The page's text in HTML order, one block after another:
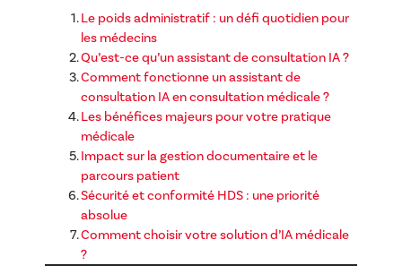
Le poids administratif : un défi quotidien pour
les médecins
Qu’est-ce qu’un assistant de consultation IA ?
Comment fonctionne un assistant de
consultation IA en consultation médicale ?
Les bénéfices majeurs pour votre pratique
médicale
Impact sur la gestion documentaire et le
parcours patient
Sécurité et conformité HDS : une priorité
absolue
Comment choisir votre solution d’IA médicale
?